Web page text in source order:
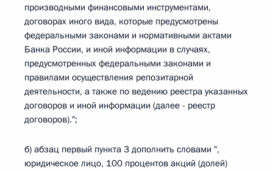
производными финансовыми инструментами,
договорах иного вида, которые предусмотрены
федеральными законами и нормативными актами
Банка России, и иной информации в случаях,
предусмотренных федеральными законами и
правилами осуществления репозитарной
деятельности, а также по ведению реестра указанных
договоров и иной информации (далее - реестр
договоров).";
б) абзац первый пункта 3 дополнить словами ",
юридическое лицо, 100 процентов акций (долей)